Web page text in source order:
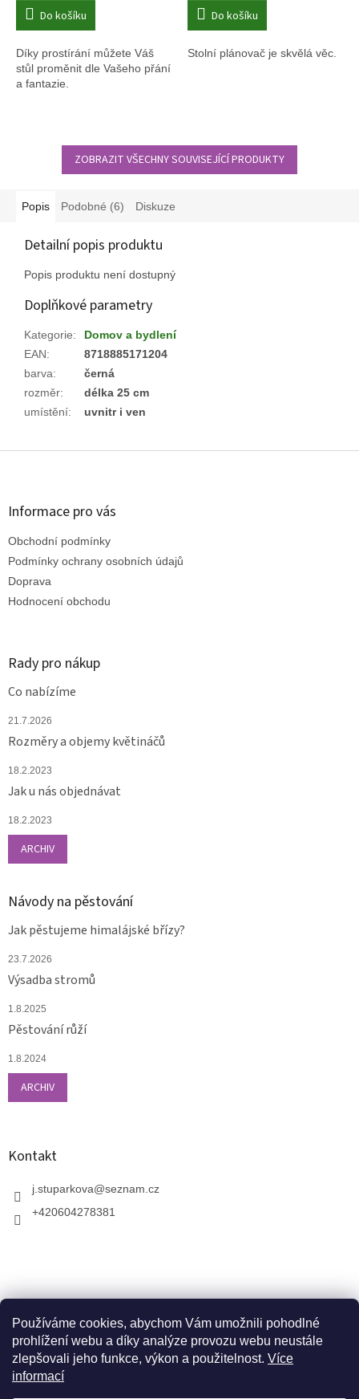
Používáme cookies, abychom Vám umožnili pohodlné
prohlížení webu a díky analýze provozu webu neustále
zlepšovali jeho funkce, výkon a použitelnost. Více
informacíV zahradnictví je možné osobně vybírat stromy a
Do košíku
Díky prostírání můžete Váš
stůl proměnit dle Vašeho přání
a fantazie.
Do košíku
Stolní plánovač je skvělá věc.
ZOBRAZIT VŠECHNY SOUVISEJÍCÍ PRODUKTY
Popis Podobné (6) Diskuze
Detailní popis produktu
Popis produktu není dostupný
Doplňkové parametry
Kategorie:
Domov a bydlení
EAN:
8718885171204
barva:
černá
rozměr:
délka 25 cm
umístění: uvnitr i ven
Z
Informace pro vás
Obchodní podmínky
Podmínky ochrany osobních údajů
Doprava
Hodnocení obchodu
Rady pro nákup
Co nabízíme
21.7.2026
Rozměry a objemy květináčů
18.2.2023
Jak u nás objednávat
18.2.2023
ARCHIV
Návody na pěstování
Jak pěstujeme himalájské břízy?
23.7.2026
Výsadba stromů
1.8.2025
Pěstování růží
1.8.2024
ARCHIV
Kontakt
j.stuparkova@seznam.cz
+420604278381